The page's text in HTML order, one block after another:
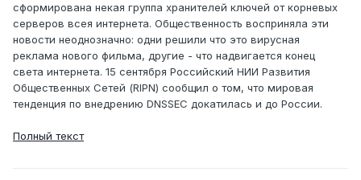
сформирована некая группа хранителей ключей от корневых
серверов всея интернета. Общественность восприняла эти
новости неоднозначно: одни решили что это вирусная
реклама нового фильма, другие - что надвигается конец
света интернета. 15 сентября Российский НИИ Развития
Общественных Сетей (RIPN) сообщил о том, что мировая
тенденция по внедрению DNSSEC докатилась и до России.
Полный текст